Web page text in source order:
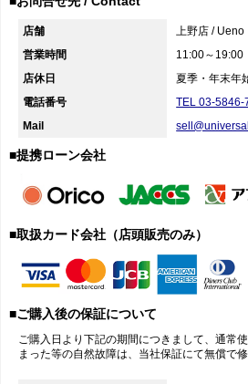
店舗
上野店 / Ueno
営業時間
11:00～19:00
店休日
夏季・年末年
電話番号
TEL 03-5846-
Mail
■提携ローン会社
■取扱カード会社（店頭販売のみ）
■ご購入後の保証について
ご購入日より下記の期間につきまして、通常
まった等の自然故障は、当社保証にて無償で修